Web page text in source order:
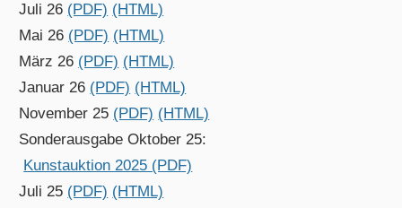
Juli 26 (PDF) (HTML)
Mai 26 (PDF) (HTML)
März 26 (PDF) (HTML)
Januar 26 (PDF) (HTML)
November 25 (PDF) (HTML)
Sonderausgabe Oktober 25:
Kunstauktion 2025 (PDF)
Juli 25 (PDF) (HTML)